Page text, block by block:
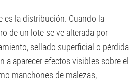
es la distribución. Cuando la
de un lote se ve alterada por
sellado superficial o pérdida
a aparecer efectos visibles sobre el
manchones de malezas,